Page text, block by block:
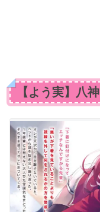
【よう実】八